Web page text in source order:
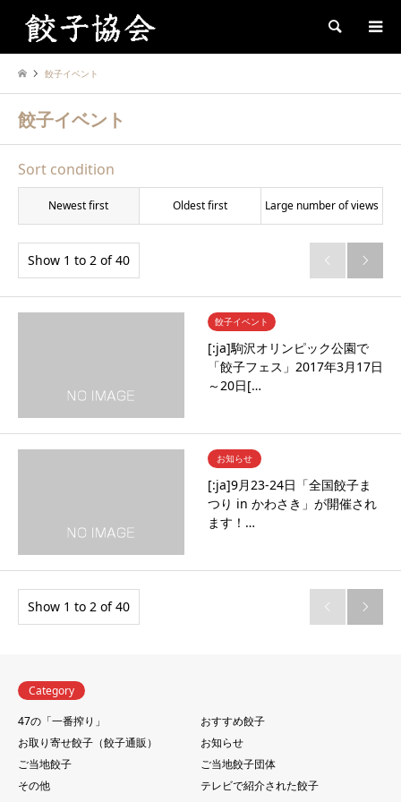
Search
餃子イベント
餃子イベント
Sort condition
Newest first Oldest first Large number of views
Show 1 to 2 of 40  
餃子イベント
[:ja]駒沢オリンピック公園で
「餃子フェス」2017年3月17日
～20日[…
お知らせ
[:ja]9月23-24日「全国餃子ま
つり in かわさき」が開催され
ます！…
Show 1 to 2 of 40  
Category
47の「一番搾り」
おすすめ餃子
お取り寄せ餃子（餃子通販）
お知らせ
ご当地餃子
ご当地餃子団体
その他
テレビで紹介された餃子